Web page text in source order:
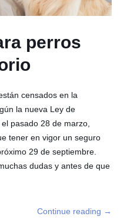
perros
censados en la
la nueva Ley de
pasado 28 de marzo,
tener en vigor un seguro
29 de septiembre.
dudas y antes de que
Continue reading →